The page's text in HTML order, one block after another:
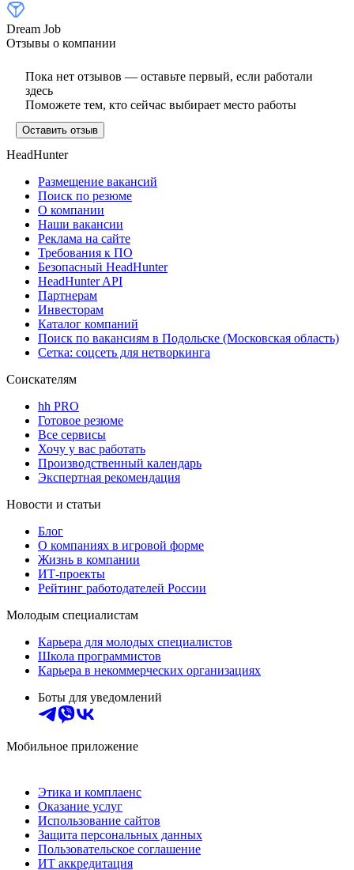
Dream Job
Отзывы о компании
Пока нет отзывов — оставьте первый, если работали
здесь
Поможете тем, кто сейчас выбирает место работы
Оставить отзыв
HeadHunter
Размещение вакансий
Поиск по резюме
О компании
Наши вакансии
Реклама на сайте
Требования к ПО
Безопасный HeadHunter
HeadHunter API
Партнерам
Инвесторам
Каталог компаний
Поиск по вакансиям в Подольске (Московская область)
Сетка: соцсеть для нетворкинга
Соискателям
hh PRO
Готовое резюме
Все сервисы
Хочу у вас работать
Производственный календарь
Экспертная рекомендация
Новости и статьи
Блог
О компаниях в игровой форме
Жизнь в компании
ИТ-проекты
Рейтинг работодателей России
Молодым специалистам
Карьера для молодых специалистов
Школа программистов
Карьера в некоммерческих организациях
Боты для уведомлений
Мобильное приложение
Этика и комплаенс
Оказание услуг
Использование сайтов
Защита персональных данных
Пользовательское соглашение
ИТ аккредитация